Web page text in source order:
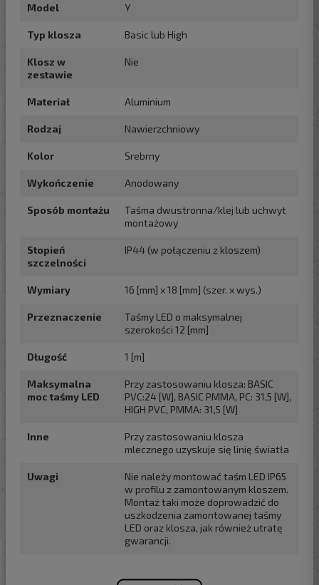
Model Y
Typ klosza Basic lub High
Klosz w
zestawie
Nie
Materiał Aluminium
Rodzaj Nawierzchniowy
Kolor Srebrny
Wykończenie Anodowany
Sposób montażu
Taśma dwustronna/klej lub uchwyt
montażowy
Stopień
szczelności
IP44 (w połączeniu z kloszem)
Wymiary 16 [mm] x 18 [mm] (szer. x wys.)
Przeznaczenie
Taśmy LED o maksymalnej
szerokości 12 [mm]
Długość 1 [m]
Maksymalna
moc taśmy LED
Przy zastosowaniu klosza: BASIC
PVC:24 [W], BASIC PMMA, PC: 31,5 [W],
HIGH PVC, PMMA: 31,5 [W]
Inne
Przy zastosowaniu klosza
mlecznego uzyskuje się linię światła
Uwagi
Nie należy montować taśm LED IP65
w profilu z zamontowanym kloszem.
Montaż taki może doprowadzić do
uszkodzenia zamontowanej taśmy
LED oraz klosza, jak również utratę
gwarancji.